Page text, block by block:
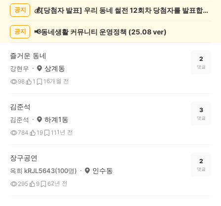
글
공지 💰[당첨자 발표] 우리 동네 썰전 12회차 당첨자를 발표합니다!
공지 📢동네생활 커뮤니티 운영정책 (25.08 ver)
즐거운 동네
강현우 상계동
98 1 1 6개월 전
2
댓글
김준석
김준석 하계1동
784 19 11 1년 전
3
댓글
장구공연
옥희 kRJL5643(100명) 인수동
295 9 62년 전
2
댓글